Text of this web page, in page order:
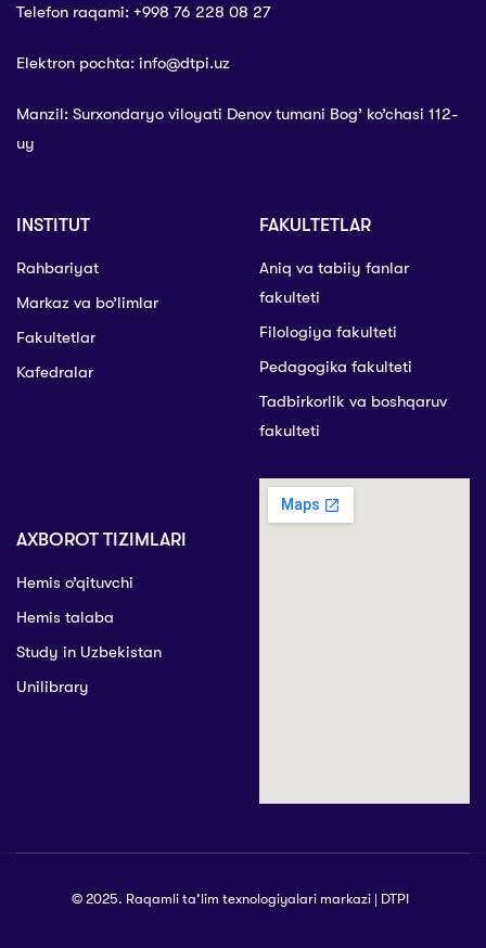
Telefon raqami: +998 76 228 08 27
Elektron pochta: info@dtpi.uz
Manzil: Surxondaryo viloyati Denov tumani Bog’ ko’chasi 112-
uy
INSTITUT
Rahbariyat
Markaz va bo’limlar
Fakultetlar
Kafedralar
FAKULTETLAR
Aniq va tabiiy fanlar
fakulteti
Filologiya fakulteti
Pedagogika fakulteti
Tadbirkorlik va boshqaruv
fakulteti
AXBOROT TIZIMLARI
Hemis o’qituvchi
Hemis talaba
Study in Uzbekistan
Unilibrary
© 2025. Raqamli ta’lim texnologiyalari markazi | DTPI